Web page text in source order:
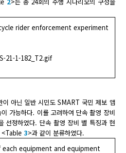
rider enforcement experiment
이 아닌 일반 시민도 SMART 국민 제보 앱
가능하다. 이를 고려하여 단속 촬영 장비
선정하였다. 단속 촬영 장비 별 특징과 현
<Table3>과 같이 분류하였다.
equipment and equipment